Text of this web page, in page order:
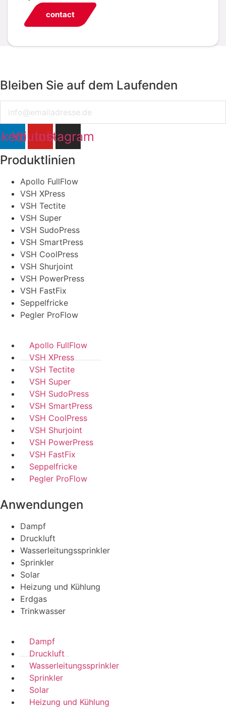
contact
Bleiben Sie auf dem Laufenden
Youtube
Instagram
Produktlinien
Apollo FullFlow
VSH XPress
VSH Tectite
VSH Super
VSH SudoPress
VSH SmartPress
VSH CoolPress
VSH Shurjoint
VSH PowerPress
VSH FastFix
Seppelfricke
Pegler ProFlow
Apollo FullFlow
VSH XPress
VSH Tectite
VSH Super
VSH SudoPress
VSH SmartPress
VSH CoolPress
VSH Shurjoint
VSH PowerPress
VSH FastFix
Seppelfricke
Pegler ProFlow
Anwendungen
Dampf
Druckluft
Wasserleitungssprinkler
Sprinkler
Solar
Heizung und Kühlung
Erdgas
Trinkwasser
Dampf
Druckluft
Wasserleitungssprinkler
Sprinkler
Solar
Heizung und Kühlung